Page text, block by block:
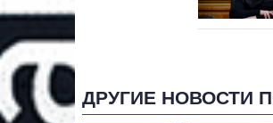
ДРУГИЕ НОВОСТИ